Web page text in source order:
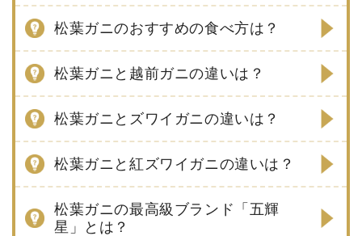
松葉ガニのおすすめの食べ方は？
松葉ガニと越前ガニの違いは？
松葉ガニとズワイガニの違いは？
松葉ガニと紅ズワイガニの違いは？
松葉ガニの最高級ブランド「五輝
星」とは？